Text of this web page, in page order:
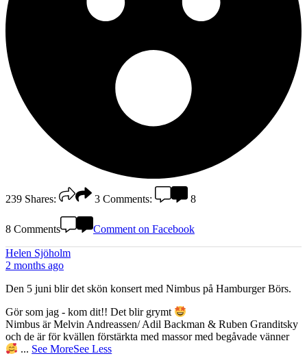
239 Shares: 3 Comments: 8
8 Comments Comment on Facebook
Helen Sjöholm
2 months ago
Den 5 juni blir det skön konsert med Nimbus på Hamburger Börs.
Gör som jag - kom dit!! Det blir grymt
Nimbus är Melvin Andreassen/ Adil Backman & Ruben Granditsky
och de är för kvällen förstärkta med massor med begåvade vänner
... See MoreSee Less